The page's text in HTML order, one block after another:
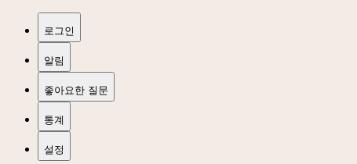
로그인
알림
좋아요한 질문
통계
설정